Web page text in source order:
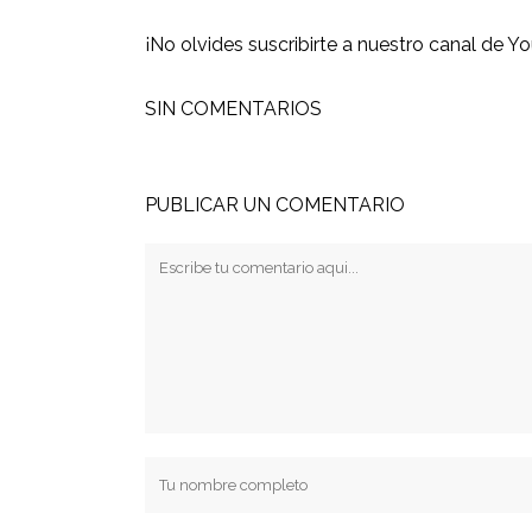
¡No olvides suscribirte a nuestro canal de
SIN COMENTARIOS
PUBLICAR UN COMENTARIO